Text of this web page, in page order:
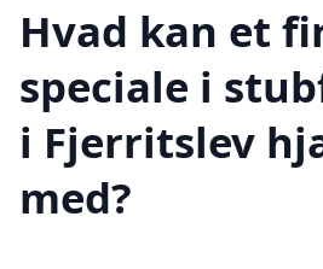
Hvad kan et
speciale i
i Fjerritslev
med?